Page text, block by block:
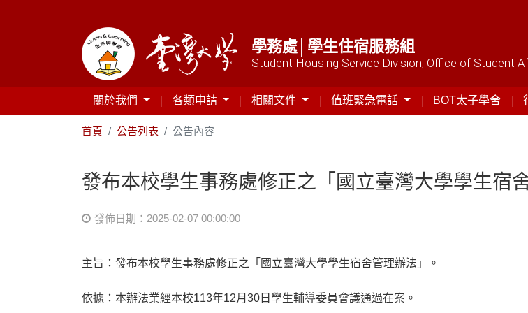
學務處│學生住宿服務組
Student Housing Service Division, Office of Student
關於我們 各類申請 相關文件 值班緊急電話 BOT太子學舍
首頁 公告列表 公告內容
發布本校學生事務處修正之「國立臺灣大學學生宿
發佈日期：2025-02-07 00:00:00
主旨：​發布本校學生事務處修正之「國立臺灣大學學生宿舍管理辦法」。
依據：​本辦法業經本校113年12月30日學生輔導委員會議通過在案。